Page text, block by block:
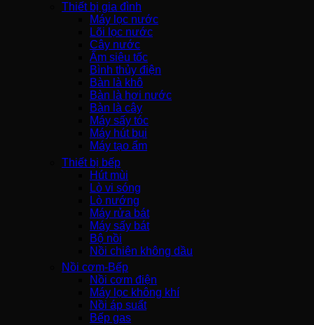
Thiết bị gia đình
Máy lọc nước
Lõi lọc nước
Cây nước
Ấm siêu tốc
Bình thủy điện
Bàn là khô
Bàn là hơi nước
Bàn là cây
Máy sấy tóc
Máy hút bụi
Máy tạo ẩm
Thiết bị bếp
Hút mùi
Lò vi sóng
Lò nướng
Máy rửa bát
Máy sấy bát
Bộ nồi
Nồi chiên không dầu
Nồi cơm-Bếp
Nồi cơm điện
Máy lọc không khí
Nồi áp suất
Bếp gas